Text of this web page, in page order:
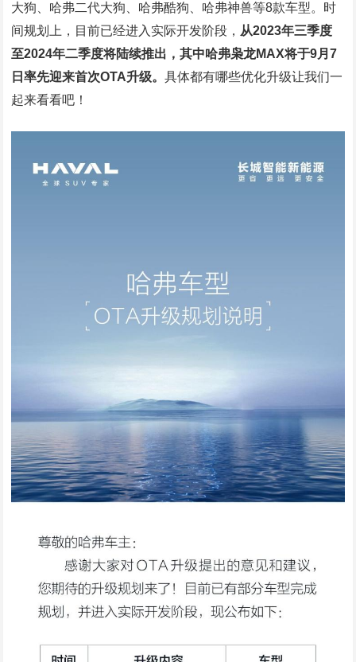
大狗、哈弗二代大狗、哈弗酷狗、哈弗神兽等8款车型。时
间规划上，目前已经进入实际开发阶段， 从2023年三季度
至2024年二季度将陆续推出，其中哈弗枭龙MAX将于9月7
日率先迎来首次OTA升级。具体都有哪些优化升级让我们一
起来看看吧！